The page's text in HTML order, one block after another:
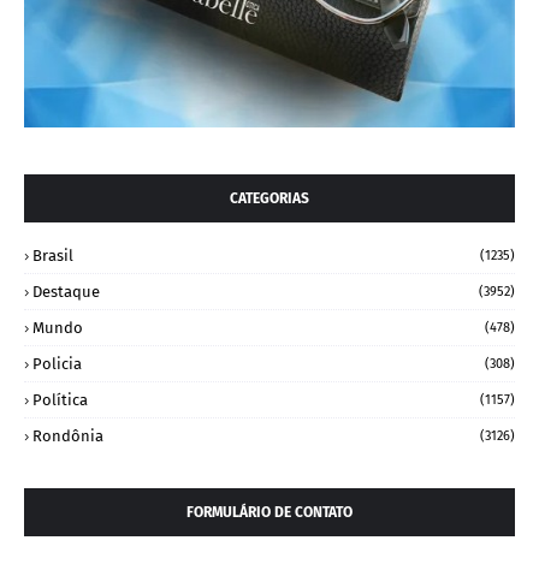
CATEGORIAS
Brasil (1235)
Destaque (3952)
Mundo (478)
Policia (308)
Política (1157)
Rondônia (3126)
FORMULÁRIO DE CONTATO